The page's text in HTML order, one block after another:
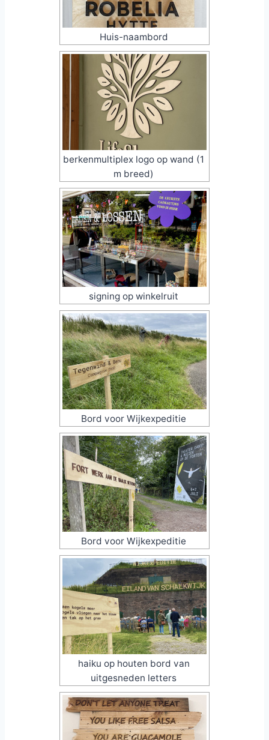
Huis-naambord
berkenmultiplex logo op wand (1
m breed)
signing op winkelruit
Bord voor Wijkexpeditie
Bord voor Wijkexpeditie
haiku op houten bord van
uitgesneden letters